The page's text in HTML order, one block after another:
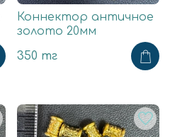
Коннектор античное
золото 20мм
350 тг